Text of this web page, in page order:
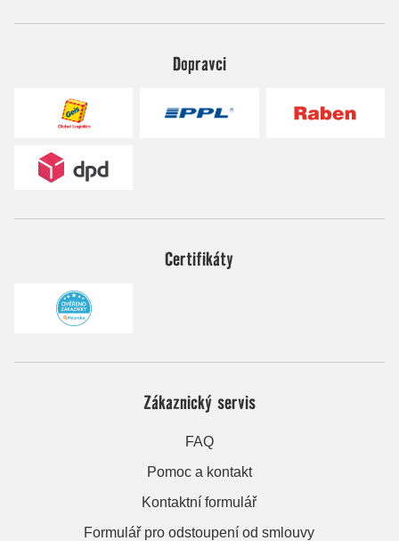
Dopravci
Certifikáty
Zákaznický servis
FAQ
Pomoc a kontakt
Kontaktní formulář
Formulář pro odstoupení od smlouvy